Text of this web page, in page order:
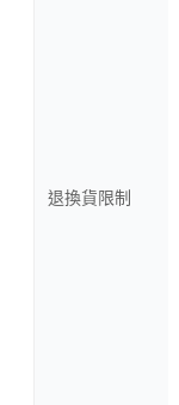
退換貨限制